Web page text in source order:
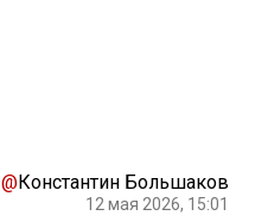
@Константин Большаков
12 мая 2026, 15:01